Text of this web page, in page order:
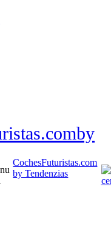
by
CochesFuturistas.com
by Tendenzias